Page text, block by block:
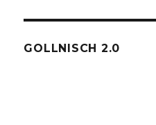
GOLLNISCH 2.0